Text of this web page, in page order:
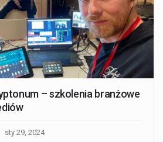
– szkolenia branżowe
sty 29, 2024